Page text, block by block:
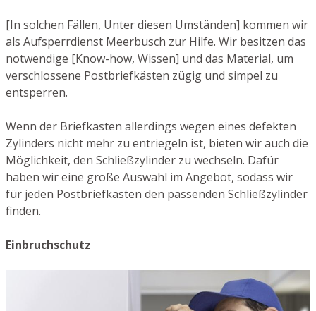
[In solchen Fällen, Unter diesen Umständen] kommen wir
als Aufsperrdienst Meerbusch zur Hilfe. Wir besitzen das
notwendige [Know-how, Wissen] und das Material, um
verschlossene Postbriefkästen zügig und simpel zu
entsperren.
Wenn der Briefkasten allerdings wegen eines defekten
Zylinders nicht mehr zu entriegeln ist, bieten wir auch die
Möglichkeit, den Schließzylinder zu wechseln. Dafür
haben wir eine große Auswahl im Angebot, sodass wir
für jeden Postbriefkasten den passenden Schließzylinder
finden.
Einbruchschutz